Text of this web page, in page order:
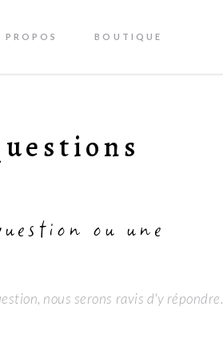
PROPOS BOUTIQUE
ou une
nous serons ravis d'y répondre.